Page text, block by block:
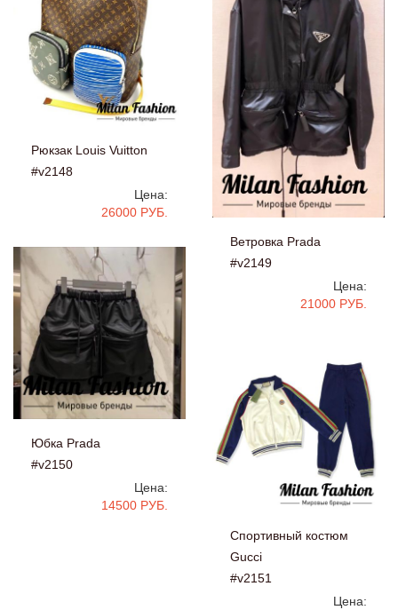
Рюкзак Louis Vuitton
#v2148
Цена:
26000 РУБ.
Ветровка Prada
#v2149
Цена:
21000 РУБ.
Юбка Prada
#v2150
Цена:
14500 РУБ.
Спортивный костюм
Gucci
#v2151
Цена: